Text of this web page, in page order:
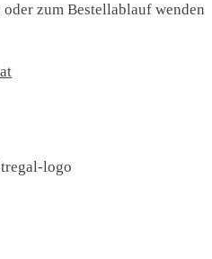
zum Bestellablauf wenden